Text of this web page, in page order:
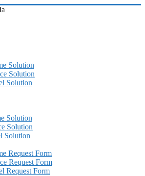
Solution
Solution
Solution
Solution
Solution
Solution
Request Form
Request Form
Request Form